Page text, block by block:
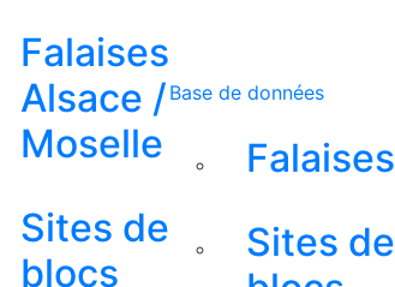
Falaises
Alsace /
Moselle
Sites de
blocs
Base de données
Falaises
Sites de